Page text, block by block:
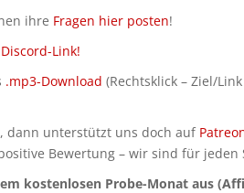
ihre Fragen hier posten!
Link!
.mp3-Download (Rechtsklick – Ziel/
dann unterstützt uns doch auf
Bewertung – wir sind für jeden
kostenlosen Probe-Monat aus